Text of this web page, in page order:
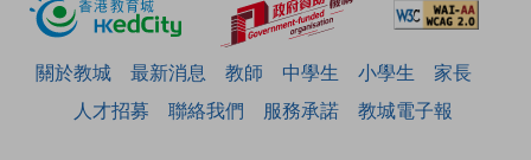
關於教城 最新消息 教師 中學生 小學生
家長
人才招募
聯絡我們 服務承諾 教城電子報